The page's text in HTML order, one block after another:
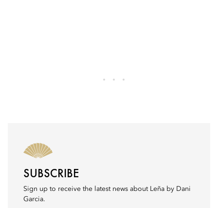
SUBSCRIBE
Sign up to receive the latest news about Leña by Dani
Garcia.